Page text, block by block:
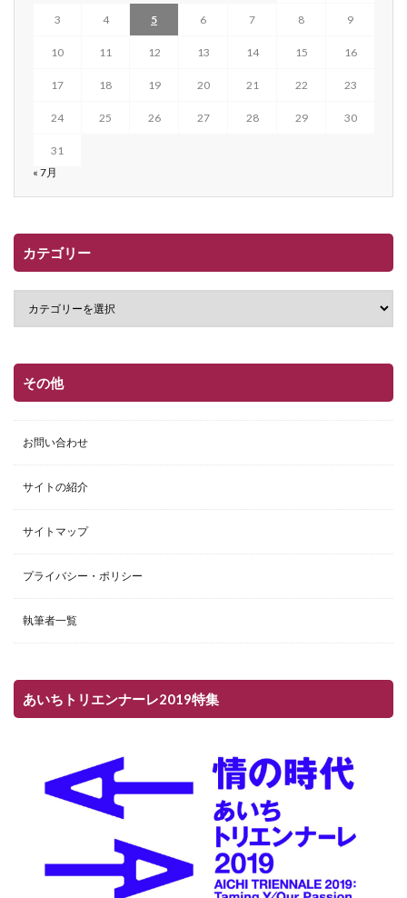
3 4 5 6 7 8 9
10 11 12 13 14 15 16
17 18 19 20 21 22 23
24 25 26 27 28 29 30
31
« 7月
カテゴリー
その他
お問い合わせ
サイトの紹介
サイトマップ
プライバシー・ポリシー
執筆者一覧
あいちトリエンナーレ2019特集